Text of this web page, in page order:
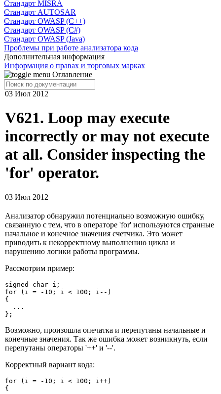
Cтандарт MISRA
Стандарт AUTOSAR
Стандарт OWASP (C++)
Стандарт OWASP (C#)
Стандарт OWASP (Java)
Проблемы при работе анализатора кода
Дополнительная информация
Информация о правах и торговых марках
Оглавление
03 Июл 2012
V621. Loop may execute
incorrectly or may not execute
at all. Consider inspecting the
'for' operator.
03 Июл 2012
Анализатор обнаружил потенциально возможную ошибку,
связанную с тем, что в операторе 'for' используются странные
начальное и конечное значения счетчика. Это может
приводить к некорректному выполнению цикла и
нарушению логики работы программы.
Рассмотрим пример:
signed char i;
for (i = -10; i < 100; i--)
{
  ...
};
Возможно, произошла опечатка и перепутаны начальные и
конечные значения. Так же ошибка может возникнуть, если
перепутаны операторы '++' и '--'.
Корректный вариант кода:
for (i = -10; i < 100; i++)
{